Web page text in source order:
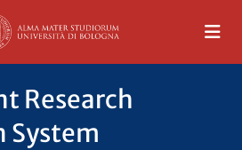
Research